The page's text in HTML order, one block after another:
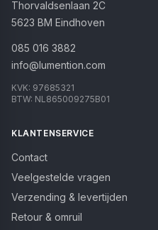
Thorvaldsenlaan 2C
5623 BM Eindhoven
085 016 3882
info@lumention.com
KVK: 97685321
BTW: NL865009275B01
KLANTENSERVICE
Contact
Veelgestelde vragen
Verzending & levertijden
Retour & omruil